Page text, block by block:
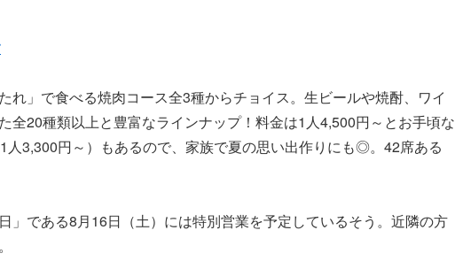
」で食べる焼肉コース全3種からチョイス。生ビールや焼酎、ワイ
全20種類以上と豊富なラインナップ！料金は1人4,500円～とお手頃な
3,300円～）もあるので、家族で夏の思い出作りにも◎。42席ある
」である8月16日（土）には特別営業を予定しているそう。近隣の方